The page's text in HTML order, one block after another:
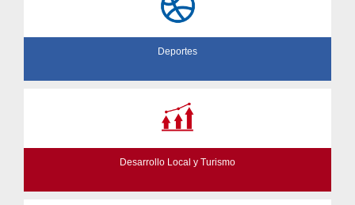
Deportes
Desarrollo Local y Turismo